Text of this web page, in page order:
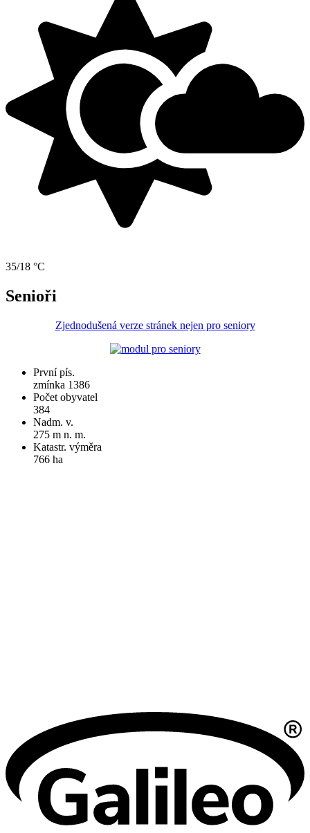
35/18 °C
Senioři
Zjednodušená verze stránek nejen pro seniory
První pís.
zmínka 1386
Počet obyvatel
384
Nadm. v.
275 m n. m.
Katastr. výměra
766 ha